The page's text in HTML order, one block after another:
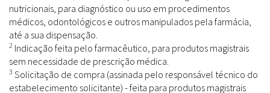
nutricionais, para diagnóstico ou uso em procedimentos
médicos, odontológicos e outros manipulados pela farmácia,
até a sua dispensação.
2 Indicação feita pelo farmacêutico, para produtos magistrais
sem necessidade de prescrição médica.
3 Solicitação de compra (assinada pelo responsável técnico do
estabelecimento solicitante) - feita para produtos magistrais